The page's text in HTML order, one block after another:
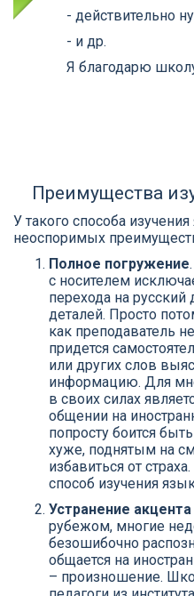
- действительно
- и др.
Я благодарю
Преимущества
У такого способа
неоспоримых
Полное погружение
с носителем
перехода на русский
деталей. Просто
как преподаватель
придется
или других слов
информацию. Для
в своих силах
общении на
попросту боится
хуже, поднятым на
избавиться от
способ изучения
Устранение
рубежом, многие
безошибочно
общается на
– произношение.